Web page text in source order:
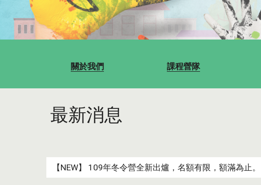
關於我們 課程營隊
最新消息
【NEW】 109年冬令營全新出爐，名額有限，額滿為止。